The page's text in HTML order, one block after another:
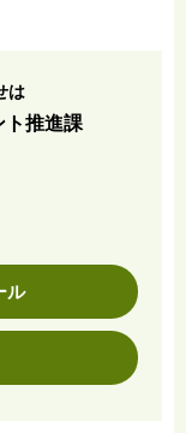
は
推進課
ル